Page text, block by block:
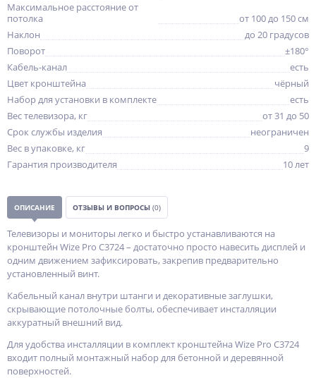
Максимальное расстояние от
потолка
от 100 до 150 см
Наклон
до 20 градусов
Поворот
±180°
Кабель-канал
есть
Цвет кронштейна
чёрный
Набор для установки в комплекте
есть
Вес телевизора, кг
от 31 до 50
Срок службы изделия
неограничен
Вес в упаковке, кг
9
Гарантия производителя
10 лет
ОПИСАНИЕ ОТЗЫВЫ И ВОПРОСЫ (0)
Телевизоры и мониторы легко и быстро устанавливаются на
кронштейн Wize Pro C3724 – достаточно просто навесить дисплей и
одним движением зафиксировать, закрепив предварительно
установленный винт.
Кабельный канал внутри штанги и декоративные заглушки,
скрывающие потолочные болты, обеспечивает инсталляции
аккуратный внешний вид.
Для удобства инсталляции в комплект кронштейна Wize Pro C3724
входит полный монтажный набор для бетонной и деревянной
поверхностей.